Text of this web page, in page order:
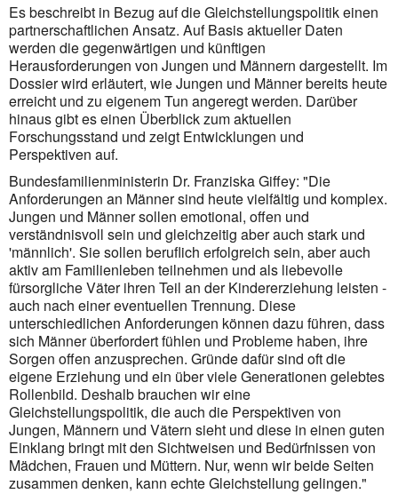
Es beschreibt in Bezug auf die Gleichstellungspolitik einen
partnerschaftlichen Ansatz. Auf Basis aktueller Daten
werden die gegenwärtigen und künftigen
Herausforderungen von Jungen und Männern dargestellt. Im
Dossier wird erläutert, wie Jungen und Männer bereits heute
erreicht und zu eigenem Tun angeregt werden. Darüber
hinaus gibt es einen Überblick zum aktuellen
Forschungsstand und zeigt Entwicklungen und
Perspektiven auf.
Bundesfamilienministerin Dr. Franziska Giffey: "Die
Anforderungen an Männer sind heute vielfältig und komplex.
Jungen und Männer sollen emotional, offen und
verständnisvoll sein und gleichzeitig aber auch stark und
'männlich'. Sie sollen beruflich erfolgreich sein, aber auch
aktiv am Familienleben teilnehmen und als liebevolle
fürsorgliche Väter ihren Teil an der Kindererziehung leisten -
auch nach einer eventuellen Trennung. Diese
unterschiedlichen Anforderungen können dazu führen, dass
sich Männer überfordert fühlen und Probleme haben, ihre
Sorgen offen anzusprechen. Gründe dafür sind oft die
eigene Erziehung und ein über viele Generationen gelebtes
Rollenbild. Deshalb brauchen wir eine
Gleichstellungspolitik, die auch die Perspektiven von
Jungen, Männern und Vätern sieht und diese in einen guten
Einklang bringt mit den Sichtweisen und Bedürfnissen von
Mädchen, Frauen und Müttern. Nur, wenn wir beide Seiten
zusam­men denken, kann echte Gleichstellung gelingen."